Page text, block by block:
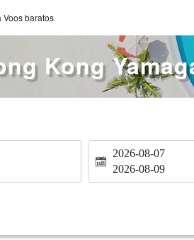
Voos baratos
Kong
2026-08-07
2026-08-09